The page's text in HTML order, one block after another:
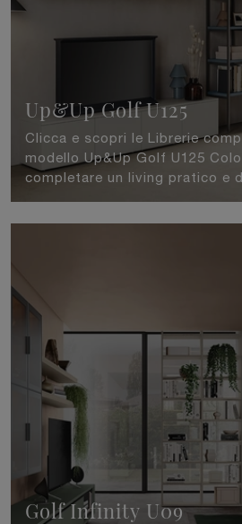
Up&Up Golf U125
Clicca e scopri le Librerie
modello Up&Up Golf U125
completare un living pratico e
Golf Infinity U09